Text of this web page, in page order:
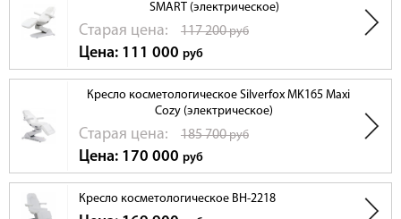
SMART (электрическое)
Cтарая цена: 117 200руб
Цена: 111 000 руб
Кресло косметологическое Silverfox MK165 Maxi
Cozy (электрическое)
Cтарая цена: 185 700руб
Цена: 170 000 руб
Кресло косметологическое BH-2218